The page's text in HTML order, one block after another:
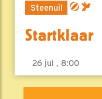
Steenuil
Startklaar
26 jul , 8:00